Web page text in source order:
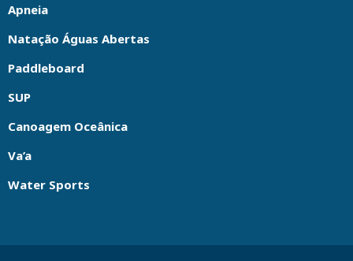
Apneia
Natação Águas Abertas
Paddleboard
SUP
Canoagem Oceânica
Va’a
Water Sports